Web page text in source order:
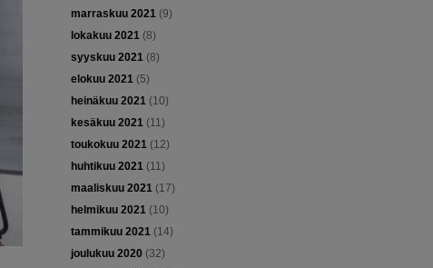
marraskuu 2021(9)
lokakuu 2021(8)
syyskuu 2021(8)
elokuu 2021(5)
heinäkuu 2021(10)
kesäkuu 2021(11)
toukokuu 2021(12)
huhtikuu 2021(11)
maaliskuu 2021(17)
helmikuu 2021(10)
tammikuu 2021(14)
joulukuu 2020 (32)